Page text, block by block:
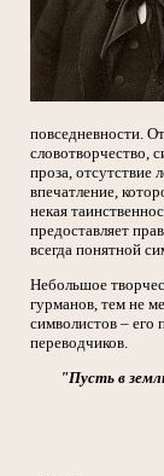
повседневности.
словотворчество,
проза, отсутствие
впечатление,
некая
предоставляет
всегда понятной
Небольшое
гурманов, тем не
символистов – его
переводчиков.
"Пусть в